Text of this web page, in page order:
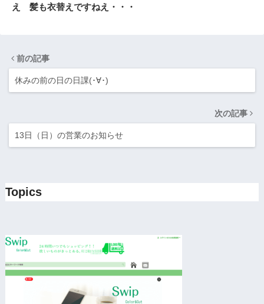
え 髪も衣替えですねえ・・・
前の記事
休みの前の日の日課(･∀･)
次の記事
13日（日）の営業のお知らせ
Topics